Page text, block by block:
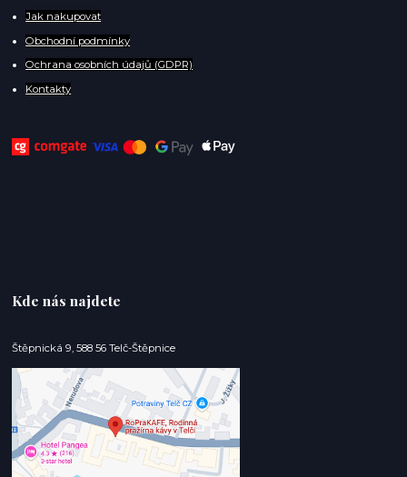
Jak nakupovat
Obchodní podmínky
Ochrana osobních údajů (GDPR)
Kontakty
Kde nás najdete
Štěpnická 9, 588 56 Telč-Štěpnice